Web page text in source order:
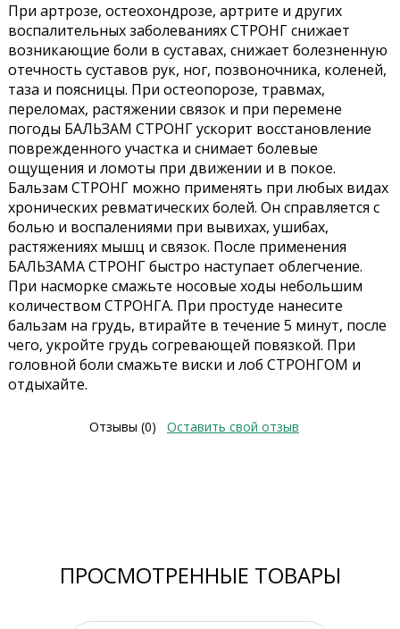
При артрозе, остеохондрозе, артрите и других
воспалительных заболеваниях СТРОНГ снижает
возникающие боли в суставах, снижает болезненную
отечность суставов рук, ног, позвоночника, коленей,
таза и поясницы. При остеопорозе, травмах,
переломах, растяжении связок и при перемене
погоды БАЛЬЗАМ СТРОНГ ускорит восстановление
поврежденного участка и снимает болевые
ощущения и ломоты при движении и в покое.
Бальзам СТРОНГ можно применять при любых видах
хронических ревматических болей. Он справляется с
болью и воспалениями при вывихах, ушибах,
растяжениях мышц и связок. После применения
БАЛЬЗАМА СТРОНГ быстро наступает облегчение.
При насморке смажьте носовые ходы небольшим
количеством СТРОНГА. При простуде нанесите
бальзам на грудь, втирайте в течение 5 минут, после
чего, укройте грудь согревающей повязкой. При
головной боли смажьте виски и лоб СТРОНГОМ и
отдыхайте.
Отзывы (0) Оставить свой отзыв
ПРОСМОТРЕННЫЕ ТОВАРЫ